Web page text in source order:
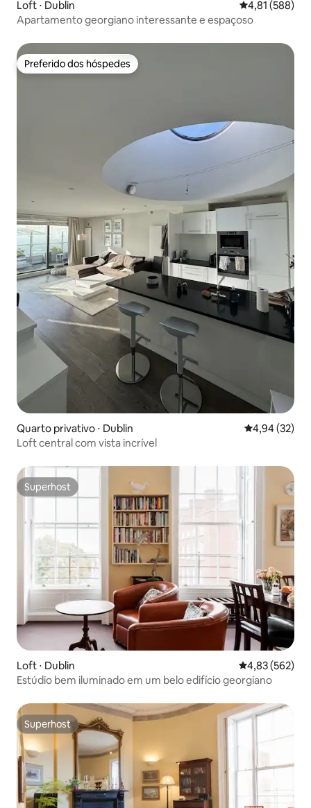
Loft ⋅ Dublin 4,81 de uma
4,81 (588)
Apartamento georgiano interessante e espaçoso
Preferido dos hóspedes
Preferido dos hóspedes
Quarto privativo ⋅ Dublin 4,94 de uma
4,94 (32)
Loft central com vista incrível
Superhost
Superhost
Loft ⋅ Dublin 4,83 de uma
4,83 (562)
Estúdio bem iluminado em um belo edifício georgiano
Superhost
Superhost